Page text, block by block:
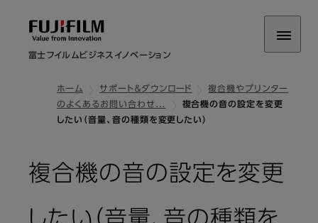
富士フイルムビジネスイノベーション
ホーム サポート＆ダウンロード
複合機やプリンター
のよくあるお問い合わせ…
複合機の音の設定を変更
したい（音量、音の種類を変更したい）
複合機の音の設定を変更